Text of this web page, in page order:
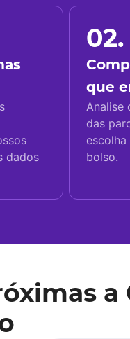
dados
02.
que
Analise
das
escolha
bolso.